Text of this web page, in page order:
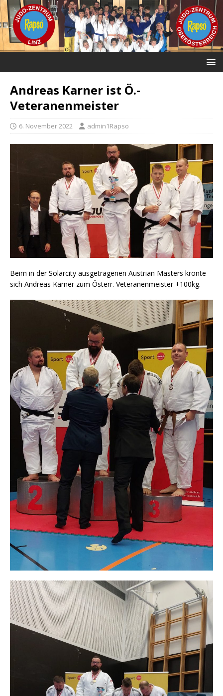
Andreas Karner ist Ö.-
Veteranenmeister
6. November 2022 admin1Rapso
Beim in der Solarcity ausgetragenen Austrian Masters krönte
sich Andreas Karner zum Österr. Veteranenmeister +100kg.